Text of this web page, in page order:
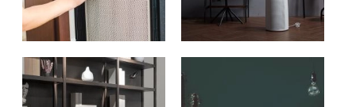
INNE